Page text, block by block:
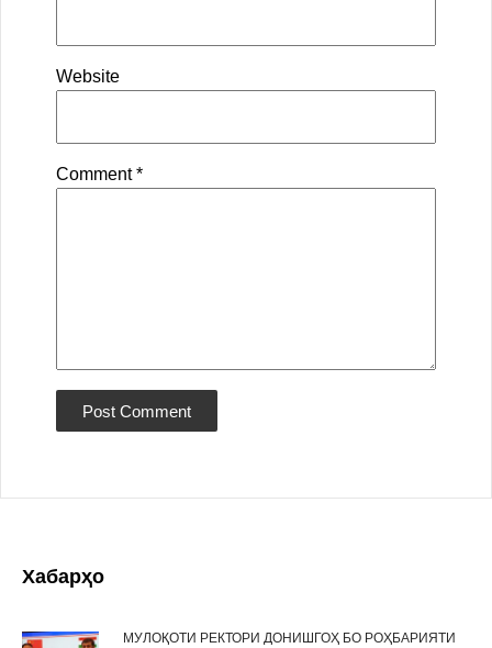
Website
Comment*
Хабарҳо
МУЛОҚОТИ РЕКТОРИ ДОНИШГОҲ БО РОҲБАРИЯТИ